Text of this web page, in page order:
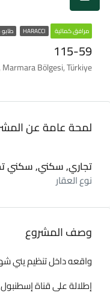
مرافق كمالية HARACCI
115-59
Marmara Bölgesi, Türkiye
لمحة عامة عن
تجاري, سكني, سكني
نوع العقار
وصف المشروع
واقعه داخل تنظيم يني
إطلالة على قناة